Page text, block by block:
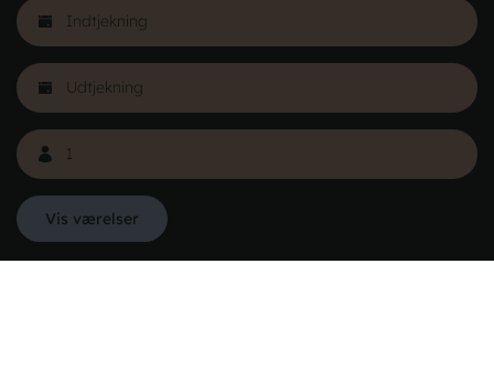
Vis værelser